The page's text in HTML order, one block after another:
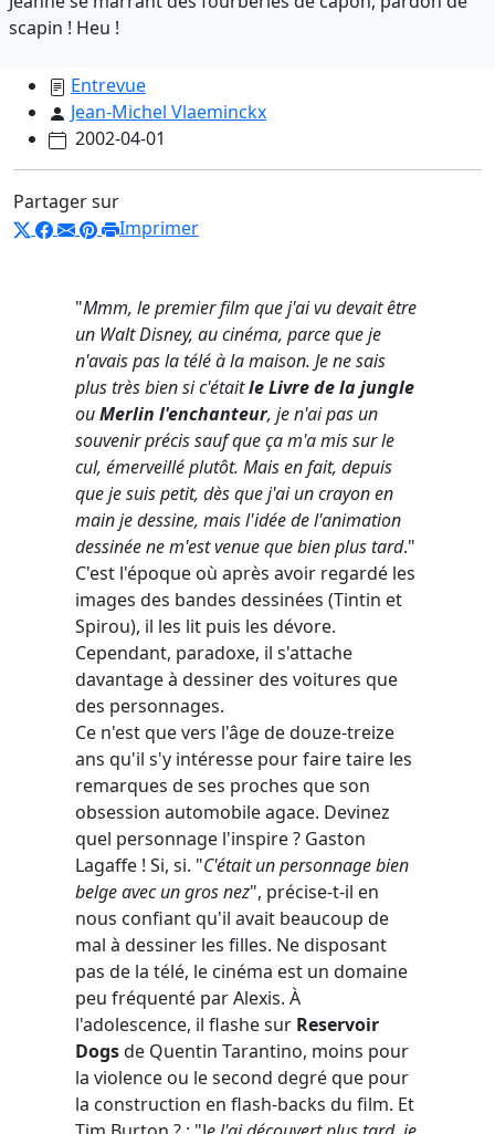
scapin ! Heu !
Entrevue
Jean-Michel Vlaeminckx
2002-04-01
Partager sur
Imprimer
"Mmm, le premier film que j'ai vu devait être
un Walt Disney, au cinéma, parce que je
n'avais pas la télé à la maison. Je ne sais
plus très bien si c'étaitle Livre de la jungle
ouMerlin l'enchanteur, je n'ai pas un
souvenir précis sauf que ça m'a mis sur le
cul, émerveillé plutôt. Mais en fait, depuis
que je suis petit, dès que j'ai un crayon en
main je dessine, mais l'idée de l'animation
dessinée ne m'est venue que bien plus tard."
C'est l'époque où après avoir regardé les
images des bandes dessinées (Tintin et
Spirou), il les lit puis les dévore.
Cependant, paradoxe, il s'attache
davantage à dessiner des voitures que
des personnages.
Ce n'est que vers l'âge de douze-treize
ans qu'il s'y intéresse pour faire taire les
remarques de ses proches que son
obsession automobile agace. Devinez
quel personnage l'inspire ? Gaston
Lagaffe ! Si, si. "C'était un personnage bien
belge avec un gros nez", précise-t-il en
nous confiant qu'il avait beaucoup de
mal à dessiner les filles. Ne disposant
pas de la télé, le cinéma est un domaine
peu fréquenté par Alexis. À
l'adolescence, il flashe sur Reservoir
Dogsde Quentin Tarantino, moins pour
la violence ou le second degré que pour
la construction en flash-backs du film. Et